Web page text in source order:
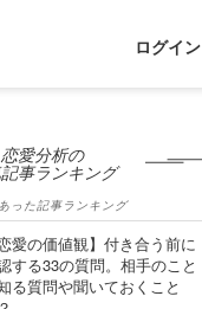
ログイン
恋愛分析の
事ランキング
った記事ランキング
恋愛の価値観】付き合う前に
する33の質問。相手のこと
る質問や聞いておくこと